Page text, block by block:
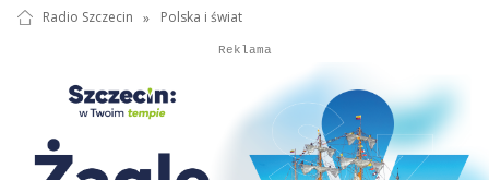
Radio Szczecin » Polska i świat
Autopromocja
Reklama